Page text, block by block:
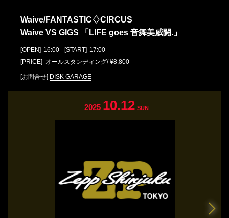
Waive/FANTASTIC♢CIRCUS
Waive VS GIGS 「LIFE goes ⾳舞美威闘.」
[OPEN] 16:00 [START] 17:00
[PRICE] オールスタンディング/ ¥8,800
[お問合せ] DISK GARAGE
2025 10.12 SUN